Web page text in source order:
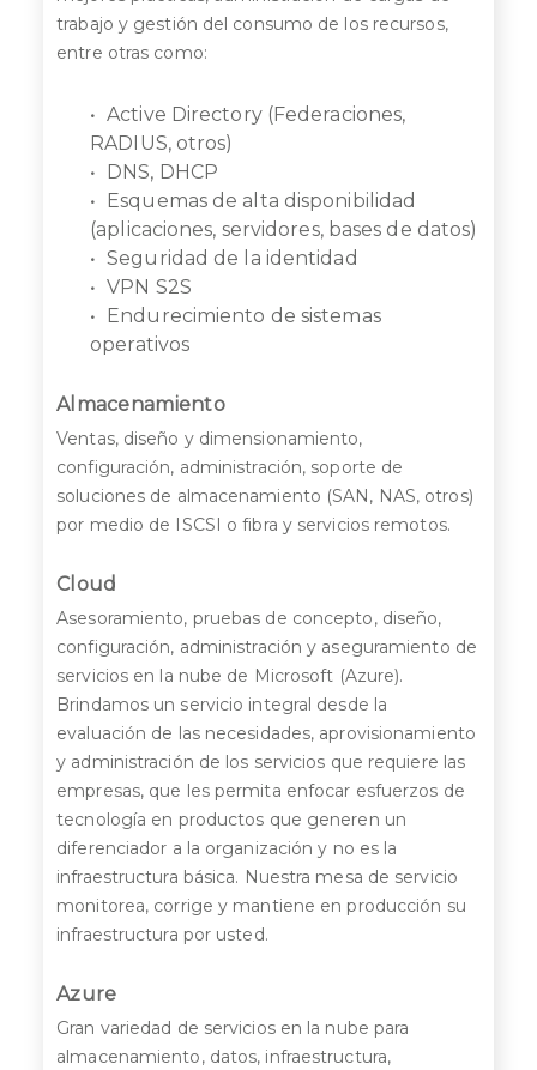
trabajo y gestión del consumo de los recursos,
entre otras como:
Active Directory (Federaciones,
RADIUS, otros)
DNS, DHCP
Esquemas de alta disponibilidad
(aplicaciones, servidores, bases de datos)
Seguridad de la identidad
VPN S2S
Endurecimiento de sistemas
operativos
Almacenamiento
Ventas, diseño y dimensionamiento,
configuración, administración, soporte de
soluciones de almacenamiento (SAN, NAS, otros)
por medio de ISCSI o fibra y servicios remotos.
Cloud
Asesoramiento, pruebas de concepto, diseño,
configuración, administración y aseguramiento de
servicios en la nube de Microsoft (Azure).
Brindamos un servicio integral desde la
evaluación de las necesidades, aprovisionamiento
y administración de los servicios que requiere las
empresas, que les permita enfocar esfuerzos de
tecnología en productos que generen un
diferenciador a la organización y no es la
infraestructura básica. Nuestra mesa de servicio
monitorea, corrige y mantiene en producción su
infraestructura por usted.
Azure
Gran variedad de servicios en la nube para
almacenamiento, datos, infraestructura,